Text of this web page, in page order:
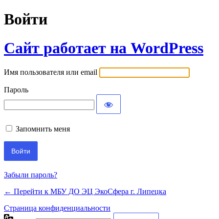
Войти
Сайт работает на WordPress
Имя пользователя или email
Пароль
Запомнить меня
Забыли пароль?
← Перейти к МБУ ДО ЭЦ ЭкоСфера г. Липецка
Страница конфиденциальности